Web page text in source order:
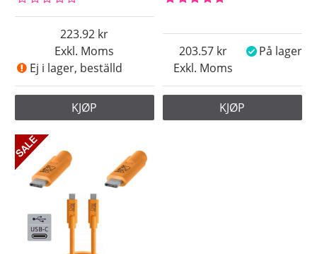
Exkl. Moms
223.92
Ej i lager, beställd
KJØP
Exkl. Moms
203.57 På lager
KJØP